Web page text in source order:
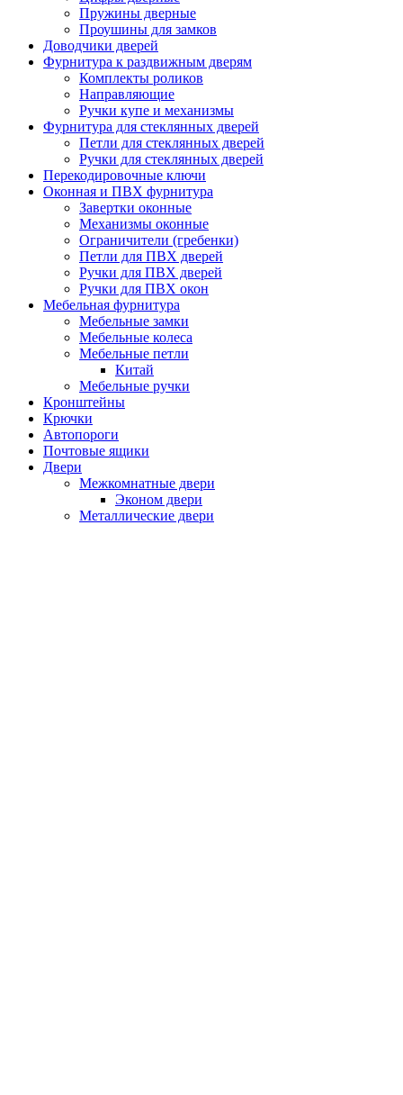
Пружины дверные
Проушины для замков
Доводчики дверей
Фурнитура к раздвижным дверям
Комплекты роликов
Направляющие
Ручки купе и механизмы
Фурнитура для стеклянных дверей
Петли для стеклянных дверей
Ручки для стеклянных дверей
Перекодировочные ключи
Оконная и ПВХ фурнитура
Завертки оконные
Механизмы оконные
Ограничители (гребенки)
Петли для ПВХ дверей
Ручки для ПВХ дверей
Ручки для ПВХ окон
Мебельная фурнитура
Мебельные замки
Мебельные колеса
Мебельные петли
Китай
Мебельные ручки
Кронштейны
Крючки
Автопороги
Почтовые ящики
Двери
Межкомнатные двери
Эконом двери
Металлические двери